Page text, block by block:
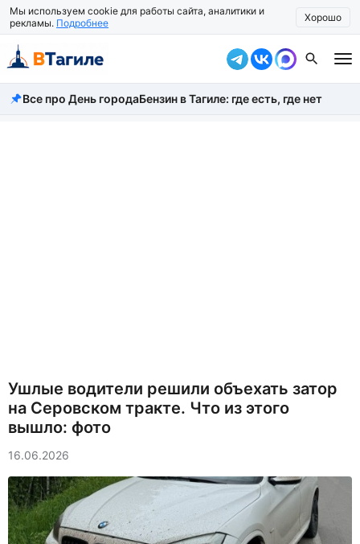
Мы используем cookie для работы сайта, аналитики и
рекламы. Подробнее Хорошо
Все новости
Все про День городаБензин в Тагиле: где есть, где нет
Ушлые водители решили объехать затор
на Серовском тракте. Что из этого
вышло: фото
16.06.2026